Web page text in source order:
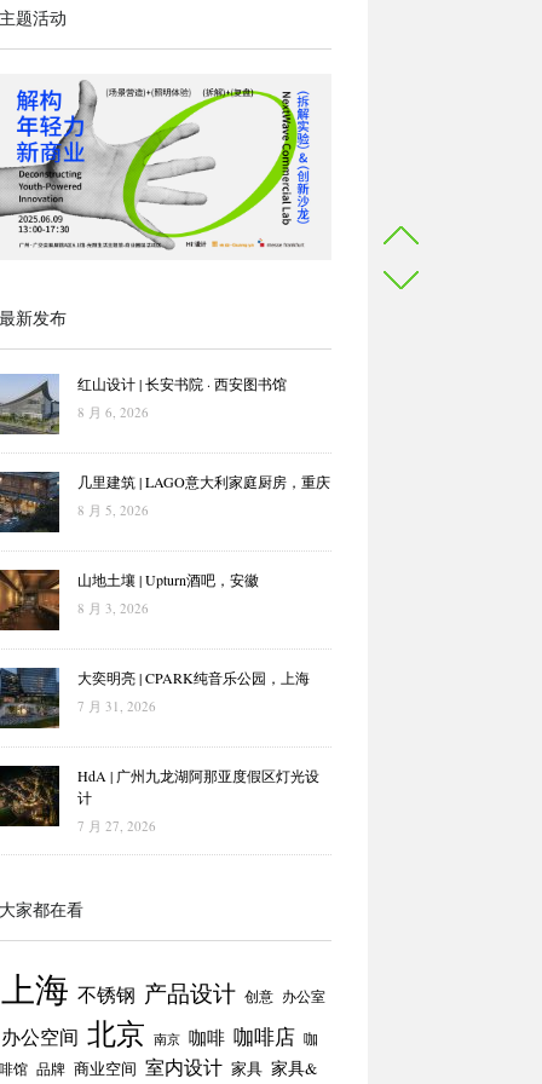
题活动
新发布
红山设计 | 长安书院 · 西安图书馆
8 月 6, 2026
几里建筑 | LAGO意大利家庭厨房，重庆
8 月 5, 2026
山地土壤 | Upturn酒吧，安徽
8 月 3, 2026
大奕明亮 | CPARK纯音乐公园，上海
7 月 31, 2026
HdA | 广州九龙湖阿那亚度假区灯光设
计
7 月 27, 2026
家都在看
上海 不锈钢 产品设计 创意 办公室
办公空间 北京 南京 咖啡 咖啡店 咖
馆 品牌 商业空间 室内设计 家具 家具&